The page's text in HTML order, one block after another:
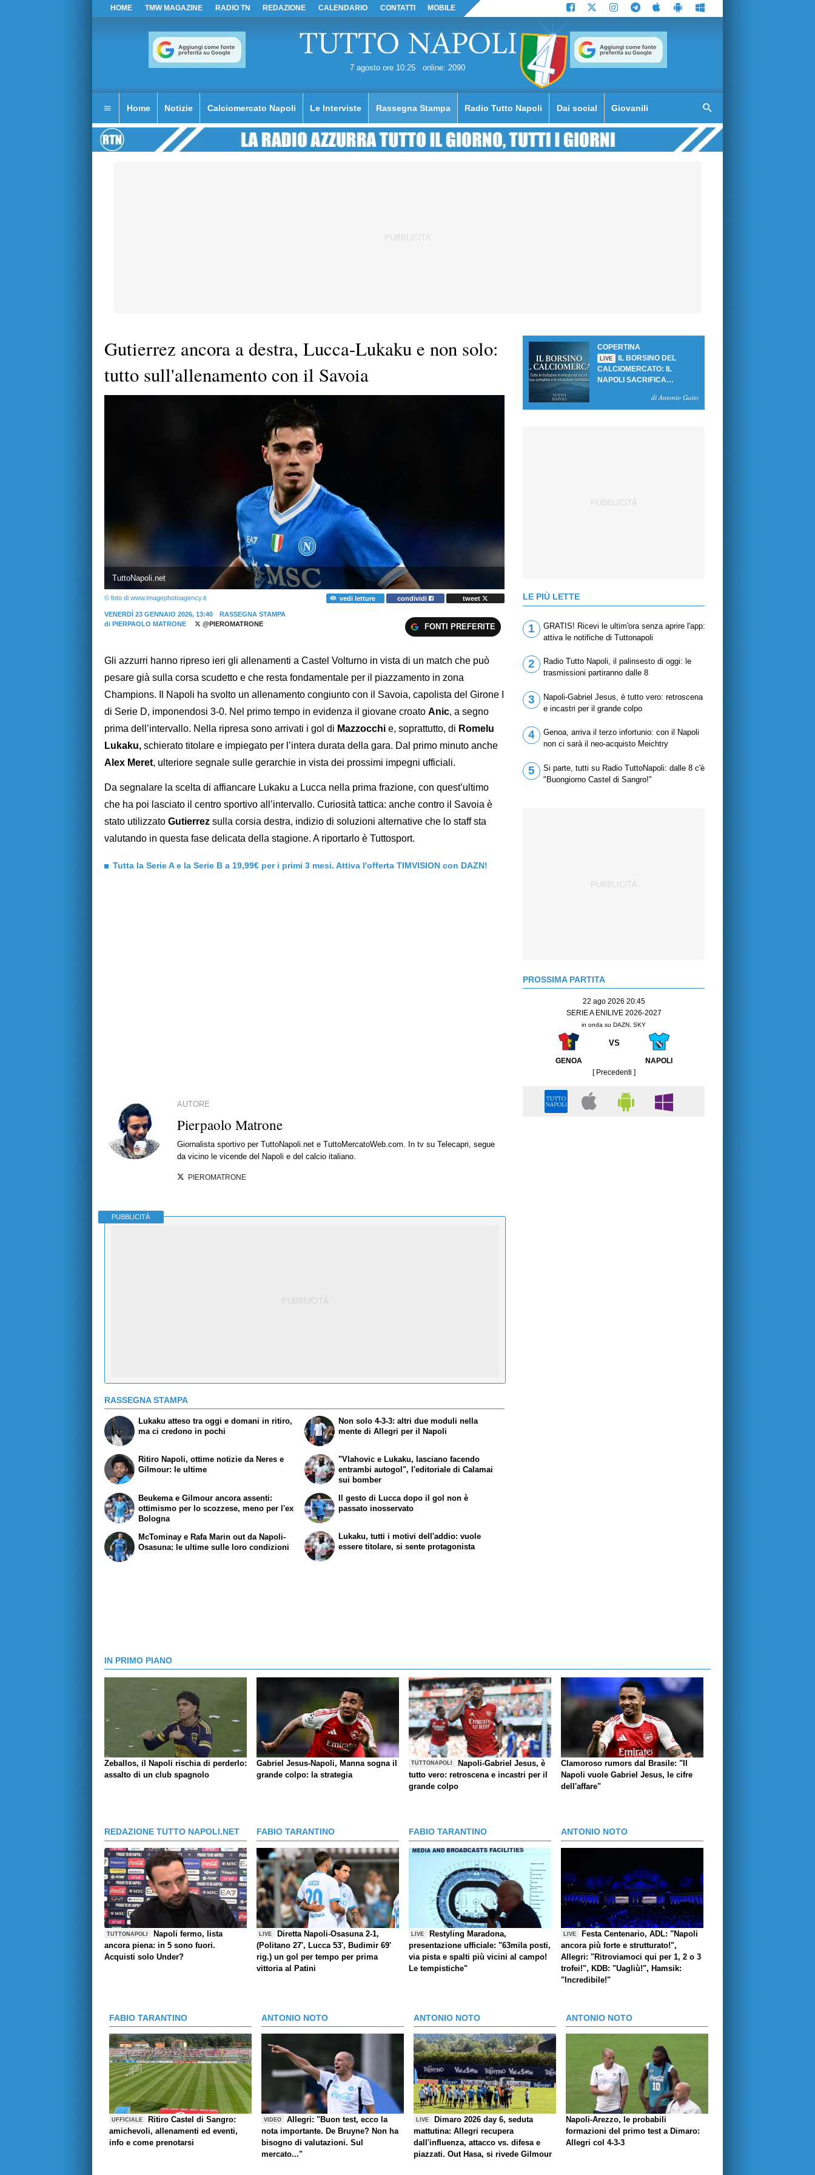
HOME TMW MAGAZINE RADIO TN REDAZIONE CALENDARIO CONTATTI MOBILE
7 agosto ore 10:25 online: 2090
Home Notizie Calciomercato Napoli Le Interviste Rassegna Stampa Radio Tutto Napoli Dai social Giovanili
Gutierrez ancora a destra, Lucca-Lukaku e non solo:
tutto sull'allenamento con il Savoia
TuttoNapoli.net
© foto di www.imagephotoagency.it vedi letture condividi tweet
VENERDÌ 23 GENNAIO 2026, 13:40
RASSEGNA STAMPA
di PIERPAOLO MATRONE @PIEROMATRONE FONTI PREFERITE
Gli azzurri hanno ripreso ieri gli allenamenti a Castel Volturno in vista di un match che può
pesare già sulla corsa scudetto e che resta fondamentale per il piazzamento in zona
Champions. Il Napoli ha svolto un allenamento congiunto con il Savoia, capolista del Girone I
di Serie D, imponendosi 3-0. Nel primo tempo in evidenza il giovane croato Anic, a segno
prima dell’intervallo. Nella ripresa sono arrivati i gol di Mazzocchi e, soprattutto, di Romelu
Lukaku, schierato titolare e impiegato per l’intera durata della gara. Dal primo minuto anche
Alex Meret, ulteriore segnale sulle gerarchie in vista dei prossimi impegni ufficiali.
Da segnalare la scelta di affiancare Lukaku a Lucca nella prima frazione, con quest’ultimo
che ha poi lasciato il centro sportivo all’intervallo. Curiosità tattica: anche contro il Savoia è
stato utilizzato Gutierrez sulla corsia destra, indizio di soluzioni alternative che lo staff sta
valutando in questa fase delicata della stagione. A riportarlo è Tuttosport.
Tutta la Serie A e la Serie B a 19,99€ per i primi 3 mesi. Attiva l'offerta TIMVISION con DAZN!
AUTORE
Pierpaolo Matrone
Giornalista sportivo per TuttoNapoli.net e TuttoMercatoWeb.com. In tv su Telecapri, segue
da vicino le vicende del Napoli e del calcio italiano.
PIEROMATRONE
PUBBLICITÀ
RASSEGNA STAMPA
Lukaku atteso tra oggi e domani in ritiro,
ma ci credono in pochi
Ritiro Napoli, ottime notizie da Neres e
Gilmour: le ultime
Non solo 4-3-3: altri due moduli nella
mente di Allegri per il Napoli
"Vlahovic e Lukaku, lasciano facendo
entrambi autogol", l'editoriale di Calamai
sui bomber
Beukema e Gilmour ancora assenti:
ottimismo per lo scozzese, meno per l'ex
Bologna
McTominay e Rafa Marin out da Napoli-
Osasuna: le ultime sulle loro condizioni
Il gesto di Lucca dopo il gol non è
passato inosservato
Lukaku, tutti i motivi dell'addio: vuole
essere titolare, si sente protagonista
COPERTINA
LIVE
IL BORSINO DEL
CALCIOMERCATO: IL
NAPOLI SACRIFICA
SBLOCCANO ARRIVIdi Antonio Gaito
LE PIÙ LETTE
1
GRATIS! Ricevi le ultim'ora senza aprire l'app:
attiva le notifiche di Tuttonapoli
2
Radio Tutto Napoli, il palinsesto di oggi: le
trasmissioni partiranno dalle 8
3
Napoli-Gabriel Jesus, è tutto vero: retroscena
e incastri per il grande colpo
4
Genoa, arriva il terzo infortunio: con il Napoli
non ci sarà il neo-acquisto Meichtry
5
Si parte, tutti su Radio TuttoNapoli: dalle 8 c'è
"Buongiorno Castel di Sangro!"
PROSSIMA PARTITA
22 ago 2026 20:45
SERIE A ENILIVE 2026-2027
in onda su DAZN, SKY
VS
GENOA
NAPOLI
[ Precedenti ]
IN PRIMO PIANO
Zeballos, il Napoli rischia di perderlo:
assalto di un club spagnolo
Gabriel Jesus-Napoli, Manna sogna il
grande colpo: la strategia
TUTTONAPOLI
Napoli-Gabriel Jesus, è
tutto vero: retroscena e incastri per il
grande colpo
Clamoroso rumors dal Brasile: "Il
Napoli vuole Gabriel Jesus, le cifre
dell'affare"
REDAZIONE TUTTO NAPOLI.NET
TUTTONAPOLI
Napoli fermo, lista
ancora piena: in 5 sono fuori.
Acquisti solo Under?
FABIO TARANTINO
LIVE
Diretta Napoli-Osasuna 2-1,
(Politano 27', Lucca 53', Budimir 69'
rig.) un gol per tempo per prima
vittoria al Patini
FABIO TARANTINO
LIVE
Restyling Maradona,
presentazione ufficiale: "63mila posti,
via pista e spalti più vicini al campo!
Le tempistiche"
ANTONIO NOTO
LIVE
Festa Centenario, ADL: "Napoli
ancora più forte e strutturato!",
Allegri: "Ritroviamoci qui per 1, 2 o 3
trofei!", KDB: "Uagliù!", Hamsik:
"Incredibile!"
FABIO TARANTINO
UFFICIALE
Ritiro Castel di Sangro:
amichevoli, allenamenti ed eventi,
info e come prenotarsi
ANTONIO NOTO
VIDEO
Allegri: "Buon test, ecco la
nota importante. De Bruyne? Non ha
bisogno di valutazioni. Sul
mercato..."
ANTONIO NOTO
LIVE
Dimaro 2026 day 6, seduta
mattutina: Allegri recupera
dall'influenza, attacco vs. difesa e
piazzati. Out Hasa, si rivede Gilmour
ANTONIO NOTO
Napoli-Arezzo, le probabili
formazioni del primo test a Dimaro:
Allegri col 4-3-3